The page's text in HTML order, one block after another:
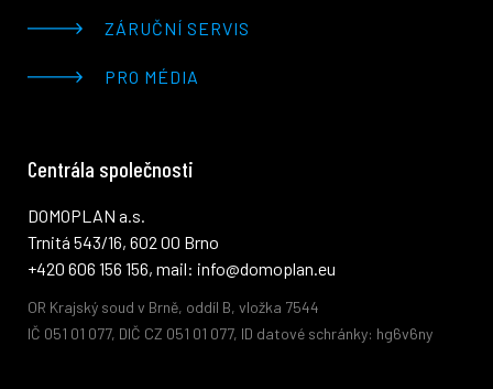
ZÁRUČNÍ SERVIS
PRO MÉDIA
Centrála společnosti
DOMOPLAN a.s.
Trnitá 543/16, 602 00 Brno
+420 606 156 156, mail: info@domoplan.eu
OR Krajský soud v Brně, oddíl B, vložka 7544
IČ 051 01 077, DIČ CZ 051 01 077, ID datové schránky: hg6v6ny